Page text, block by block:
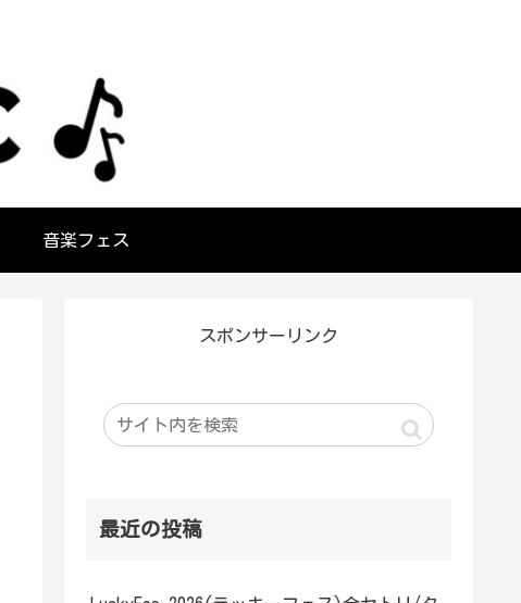
音楽フェス
スポンサーリンク
最近の投稿